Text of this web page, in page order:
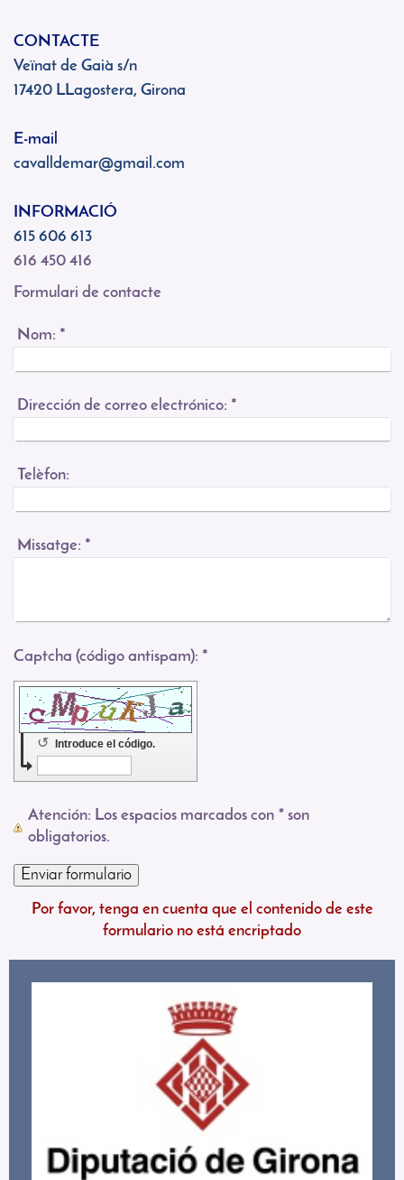
CONTACTE
Veïnat de Gaià s/n
17420 LLagostera, Girona
E-mail
cavalldemar@gmail.com
INFORMACIÓ
615 606 613
616 450 416
Formulari de contacte
Nom: *
Dirección de correo electrónico: *
Telèfon:
Missatge: *
Captcha (código antispam): *
Introduce el código.
↺
Atención : Los espacios marcados con * son
obligatorios.
Por favor, tenga en cuenta que el contenido de este
formulario no está encriptado